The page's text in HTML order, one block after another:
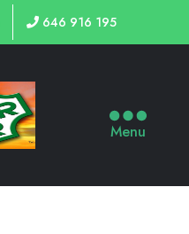
646 916 195
Menu